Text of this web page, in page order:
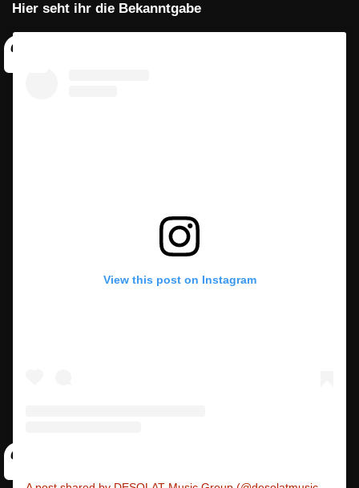
Hier seht ihr die Bekanntgabe
View this post on Instagram